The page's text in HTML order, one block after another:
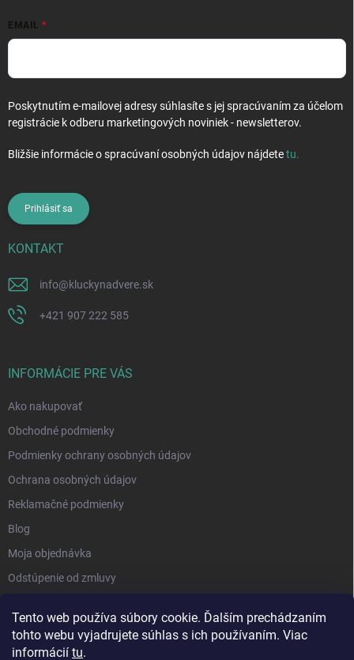
Tento web používa súbory cookie. Ďalším prechádzaním
tohto webu vyjadrujete súhlas s ich používaním. Viac
informácií tu.
EMAIL
Poskytnutím e-mailovej adresy súhlasíte s jej spracúvaním za účelom
registrácie k odberu marketingových noviniek - newsletterov.
Bližšie informácie o spracúvaní osobných údajov nájdetetu.
Prihlásiť sa
KONTAKT
info@kluckynadvere.sk
+421 907 222 585
INFORMÁCIE PRE VÁS
Ako nakupovať
Obchodné podmienky
Podmienky ochrany osobných údajov
Ochrana osobných údajov
Reklamačné podmienky
Blog
Moja objednávka
Odstúpenie od zmluvy